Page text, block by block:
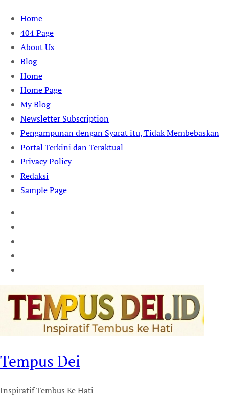
Skip
content
Home
404 Page
About Us
Blog
Home
Home Page
My Blog
Newsletter Subscription
Pengampunan dengan Syarat itu, Tidak Membebaskan
Portal Terkini dan Teraktual
Privacy Policy
Redaksi
Sample Page
Tempus Dei
Inspiratif Tembus Ke Hati